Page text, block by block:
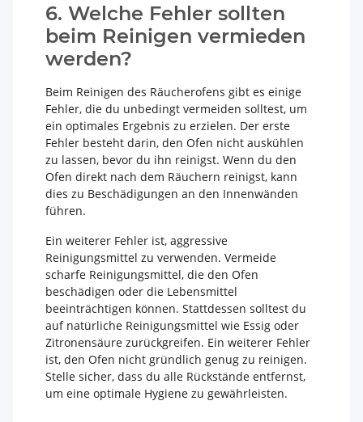
6. Welche Fehler sollten
beim Reinigen vermieden
werden?
Beim Reinigen des Räucherofens gibt es einige
Fehler, die du unbedingt vermeiden solltest, um
ein optimales Ergebnis zu erzielen. Der erste
Fehler besteht darin, den Ofen nicht auskühlen
zu lassen, bevor du ihn reinigst. Wenn du den
Ofen direkt nach dem Räuchern reinigst, kann
dies zu Beschädigungen an den Innenwänden
führen.
Ein weiterer Fehler ist, aggressive
Reinigungsmittel zu verwenden. Vermeide
scharfe Reinigungsmittel, die den Ofen
beschädigen oder die Lebensmittel
beeinträchtigen können. Stattdessen solltest du
auf natürliche Reinigungsmittel wie Essig oder
Zitronensäure zurückgreifen. Ein weiterer Fehler
ist, den Ofen nicht gründlich genug zu reinigen.
Stelle sicher, dass du alle Rückstände entfernst,
um eine optimale Hygiene zu gewährleisten.